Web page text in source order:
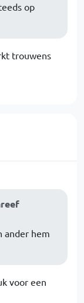
op
trouwens
ander hem
voor een